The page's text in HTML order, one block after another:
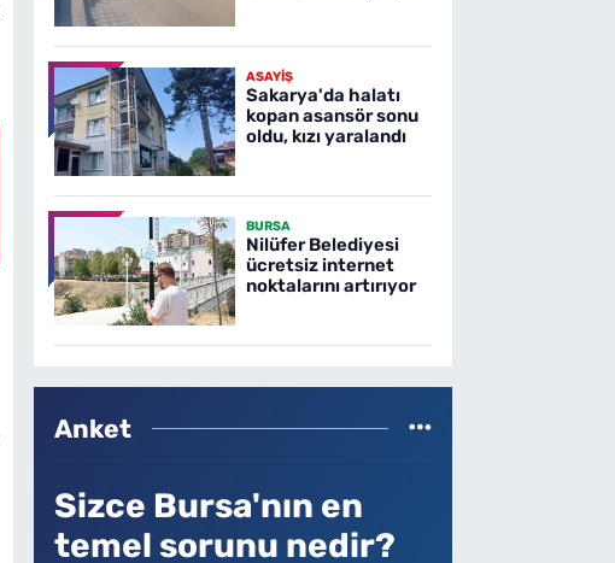
ASAYİŞ
Sakarya'da halatı
kopan asansör sonu
oldu, kızı yaralandı
BURSA
Nilüfer Belediyesi
ücretsiz internet
noktalarını artırıyor
Anket
Sizce Bursa'nın en
temel sorunu nedir?